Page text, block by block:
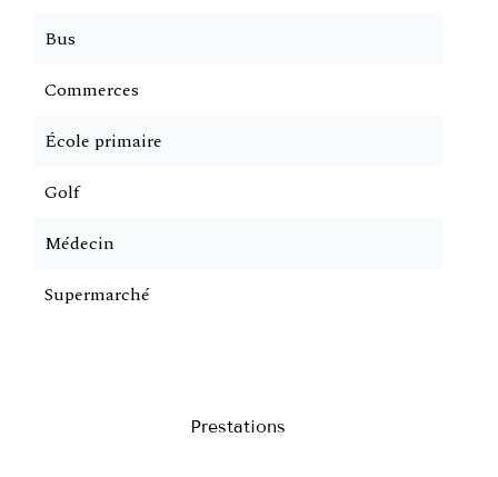
Bus
Commerces
École primaire
Golf
Médecin
Supermarché
Prestations